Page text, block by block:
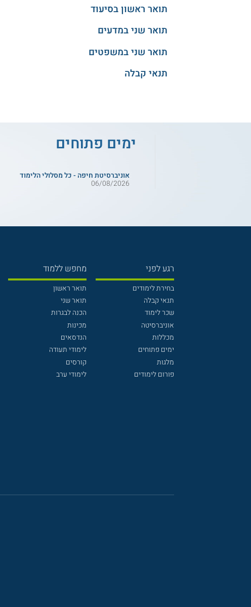
תואר ראשון בסיעוד
תואר שני במדעים
תואר שני במשפטים
תנאי קבלה
ימים פתוחים
אוניברסיטת חיפה - כל מסלולי הלימוד
06/08/2026
רגע לפני
בחירת לימודים
תנאי קבלה
שכר לימוד
אוניברסיטה
מכללות
ימים פתוחים
מלגות
פורום לימודים
מחפש ללמוד
תואר ראשון
תואר שני
הכנה לבגרות
מכינות
הנדסאים
לימודי תעודה
קורסים
לימודי ערב